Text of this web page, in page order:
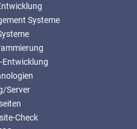
Systeme
Entwicklung
Server
Check